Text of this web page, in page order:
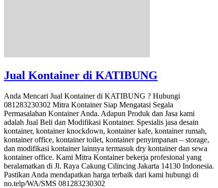
Jual Kontainer di KATIBUNG
Anda Mencari Jual Kontainer di KATIBUNG ? Hubungi
081283230302 Mitra Kontainer Siap Mengatasi Segala
Permasalahan Kontainer Anda. Adapun Produk dan Jasa kami
adalah Jual Beli dan Modifikasi Kontainer. Spesialis jasa desain
kontainer, kontainer knockdown, kontainer kafe, kontainer rumah,
kontainer office, kontainer toilet, kontainer penyimpanan – storage,
dan modifikasi kontainer lainnya termasuk dry kontainer dan sewa
kontainer office. Kami Mitra Kontainer bekerja profesional yang
beralamatkan di Jl. Raya Cakung Cilincing Jakarta 14130 Indonesia.
Pastikan Anda mendapatkan harga terbaik dari kami hubungi di
no.telp/WA/SMS 081283230302